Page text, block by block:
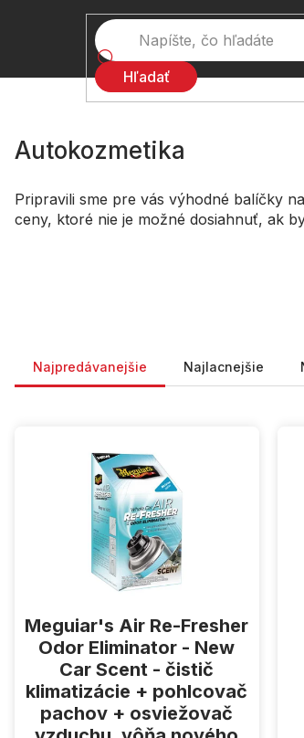
Hľadať
Autokozmetika
Pripravili sme pre vás výhodné balíčky
ceny, ktoré nie je možné dosiahnuť, ak
Najpredávanejšie Najlacnejšie
Meguiar's Air Re-Fresher
Odor Eliminator - New
Car Scent - čistič
klimatizácie + pohlcovač
pachov + osviežovač